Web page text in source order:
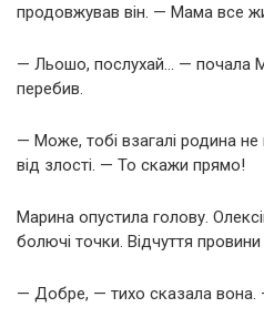
продовжував він. — Мама все
— Льошо, послухай… — почала
перебив.
— Може, тобі взагалі родина не
від злості. — То скажи прямо!
Марина опустила голову.
болючі точки. Відчуття
— Добре, — тихо сказала вона.